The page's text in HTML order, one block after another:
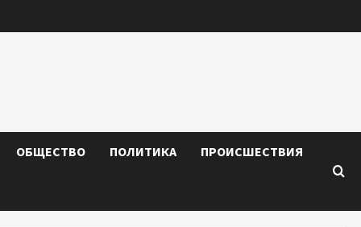
ОБЩЕСТВО ПОЛИТИКА ПРОИСШЕСТВИЯ